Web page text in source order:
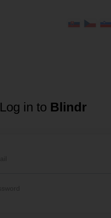
Log in to Blindr